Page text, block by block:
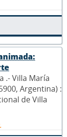
.- Villa María
Argentina) :
de Villa